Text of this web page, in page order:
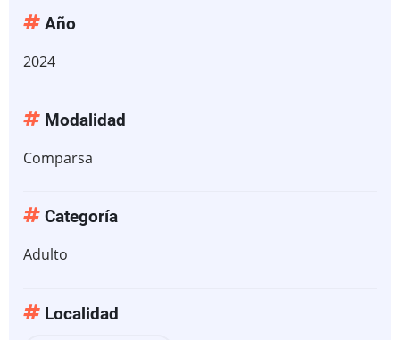
Año
2024
Modalidad
Comparsa
Categoría
Adulto
Localidad